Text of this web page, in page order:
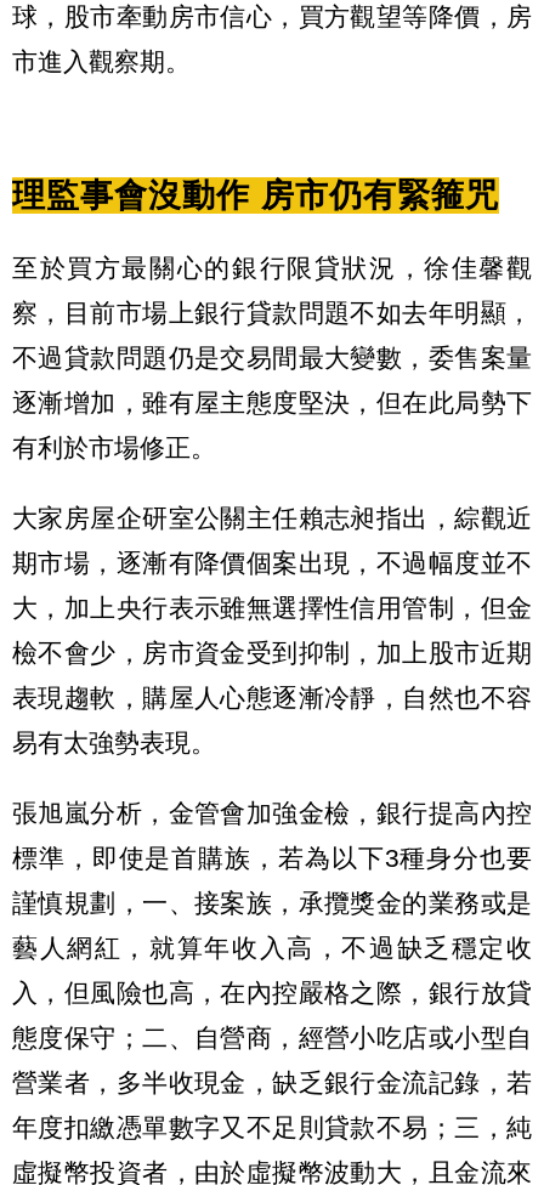
球，股市牽動房市信心，買方觀望等降價，房
市進入觀察期。
理監事會沒動作 房市仍有緊箍咒
至於買方最關心的銀行限貸狀況，徐佳馨觀
察，目前市場上銀行貸款問題不如去年明顯，
不過貸款問題仍是交易間最大變數，委售案量
逐漸增加，雖有屋主態度堅決，但在此局勢下
有利於市場修正。
大家房屋企研室公關主任賴志昶指出，綜觀近
期市場，逐漸有降價個案出現，不過幅度並不
大，加上央行表示雖無選擇性信用管制，但金
檢不會少，房市資金受到抑制，加上股市近期
表現趨軟，購屋人心態逐漸冷靜，自然也不容
易有太強勢表現。
張旭嵐分析，金管會加強金檢，銀行提高內控
標準，即使是首購族，若為以下3種身分也要
謹慎規劃，一、接案族，承攬獎金的業務或是
藝人網紅，就算年收入高，不過缺乏穩定收
入，但風險也高，在內控嚴格之際，銀行放貸
態度保守；二、自營商，經營小吃店或小型自
營業者，多半收現金，缺乏銀行金流記錄，若
年度扣繳憑單數字又不足則貸款不易；三，純
虛擬幣投資者，由於虛擬幣波動大，且金流來